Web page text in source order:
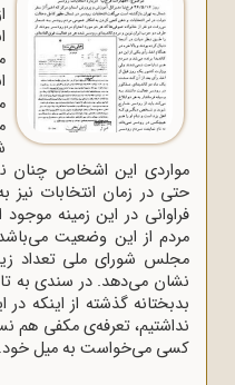
مواردی این اشخاص چنان
حتی در زمان انتخابات نیز
فراوانی در این زمینه
مردم از این وضعیت
مجلس شورای ملی تعداد
بدبختانه گذشته از اینکه
نداشتیم، تعرفه‌ی مکفی هم
کسی می‌خواست به میل